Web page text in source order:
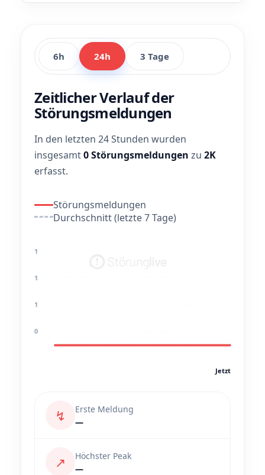
6h 24h 3 Tage
Zeitlicher Verlauf der
Störungsmeldungen
In den letzten 24 Stunden wurden
insgesamt0 Störungsmeldungen zu 2K
erfasst.
Störungsmeldungen
Durchschnitt (letzte 7 Tage)
1
1
1
0
Jetzt
↯
Erste Meldung
—
↗
Höchster Peak
—